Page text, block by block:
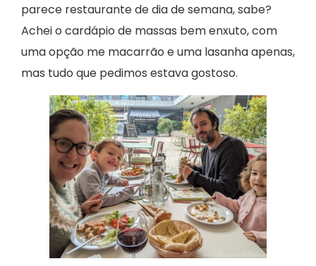
parece restaurante de dia de semana, sabe?
Achei o cardápio de massas bem enxuto, com
uma opção me macarrão e uma lasanha apenas,
mas tudo que pedimos estava gostoso.